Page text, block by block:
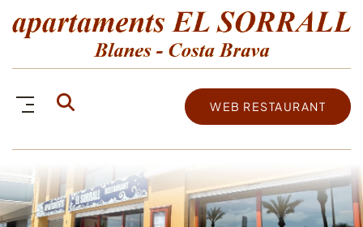
WEB RESTAURANT